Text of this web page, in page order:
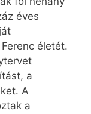
éves
életét.
a
A
a